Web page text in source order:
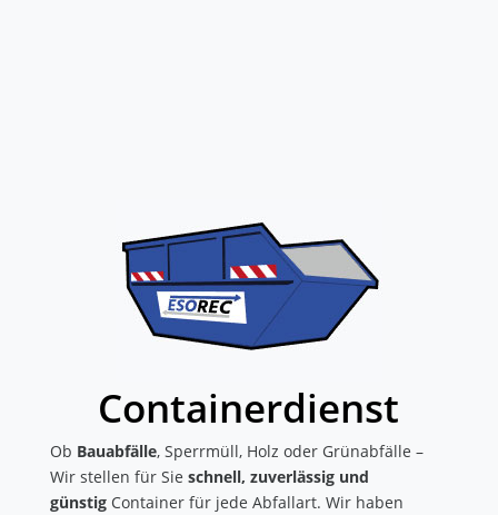
Containerdienst
Ob Bauabfälle, Sperrmüll, Holz oder Grünabfälle –
Wir stellen für Sie schnell, zuverlässig und
günstig Container für jede Abfallart. Wir haben